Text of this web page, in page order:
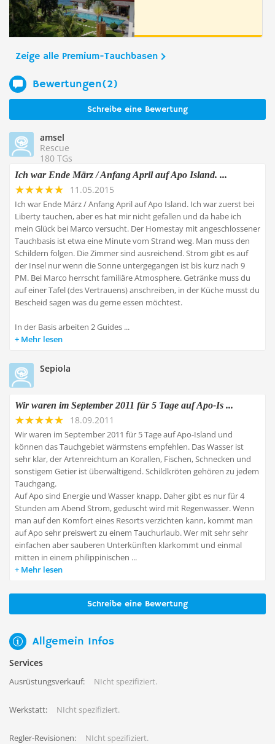
Zeige alle Premium-Tauchbasen
Bewertungen(2)
Schreibe eine Bewertung
amsel
Rescue
180 TGs
Ich war Ende März / Anfang April auf Apo Island. ...
11.05.2015
Ich war Ende März / Anfang April auf Apo Island. Ich war zuerst bei
Liberty tauchen, aber es hat mir nicht gefallen und da habe ich
mein Glück bei Marco versucht. Der Homestay mit angeschlossener
Tauchbasis ist etwa eine Minute vom Strand weg. Man muss den
Schildern folgen. Die Zimmer sind ausreichend. Strom gibt es auf
der Insel nur wenn die Sonne untergegangen ist bis kurz nach 9
PM. Bei Marco herrscht familiäre Atmosphere. Getränke muss du
auf einer Tafel (des Vertrauens) anschreiben, in der Küche musst du
Bescheid sagen was du gerne essen möchtest.
In der Basis arbeiten 2 Guides ...
Mehr lesen
Sepiola
Wir waren im September 2011 für 5 Tage auf Apo-Is ...
18.09.2011
Wir waren im September 2011 für 5 Tage auf Apo-Island und
können das Tauchgebiet wärmstens empfehlen. Das Wasser ist
sehr klar, der Artenreichtum an Korallen, Fischen, Schnecken und
sonstigem Getier ist überwältigend. Schildkröten gehören zu jedem
Tauchgang.
Auf Apo sind Energie und Wasser knapp. Daher gibt es nur für 4
Stunden am Abend Strom, geduscht wird mit Regenwasser. Wenn
man auf den Komfort eines Resorts verzichten kann, kommt man
auf Apo sehr preiswert zu einem Tauchurlaub. Wer mit sehr sehr
einfachen aber sauberen Unterkünften klarkommt und einmal
mitten in einem philippinischen ...
Mehr lesen
Schreibe eine Bewertung
Allgemein Infos
Services
Ausrüstungsverkauf: NIcht spezifiziert.
Werkstatt: NIcht spezifiziert.
Regler-Revisionen: NIcht spezifiziert.